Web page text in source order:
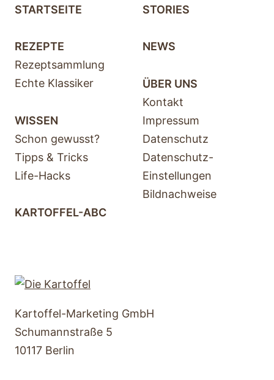
STARTSEITE
REZEPTE
Rezeptsammlung
Echte Klassiker
WISSEN
Schon gewusst?
Tipps & Tricks
Life-Hacks
KARTOFFEL-ABC
STORIES
NEWS
ÜBER UNS
Kontakt
Impressum
Datenschutz
Datenschutz-
Einstellungen
Bildnachweise
Kartoffel-Marketing GmbH
Schumannstraße 5
10117 Berlin